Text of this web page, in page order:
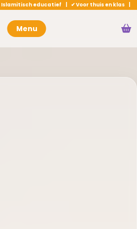
educatief | ✔ Voor thuis en klas |
Menu